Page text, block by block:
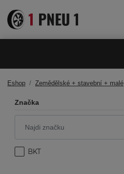
Eshop Zemědělské + stavební + malé
Značka
BKT